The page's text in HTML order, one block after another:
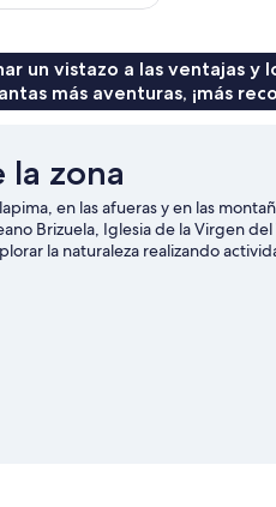
un vistazo a las ventajas y
más aventuras, ¡más
la zona
en las afueras y en las
Brizuela, Iglesia de la Virgen
la naturaleza realizando